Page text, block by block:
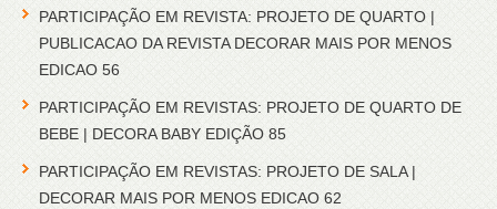
PARTICIPAÇÃO EM REVISTA: PROJETO DE QUARTO |
PUBLICACAO DA REVISTA DECORAR MAIS POR MENOS
EDICAO 56
PARTICIPAÇÃO EM REVISTAS: PROJETO DE QUARTO DE
BEBE | DECORA BABY EDIÇÃO 85
PARTICIPAÇÃO EM REVISTAS: PROJETO DE SALA |
DECORAR MAIS POR MENOS EDICAO 62